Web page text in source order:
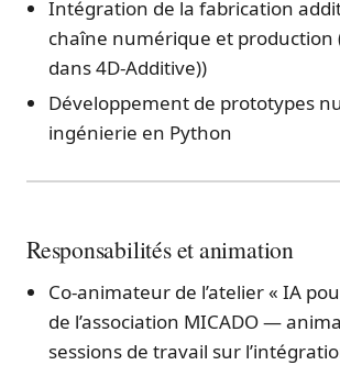
Intégration de la fabrication
chaîne numérique et production
dans 4D-Additive))
Développement de prototypes
ingénierie en Python
Responsabilités et animation
Co-animateur de l’atelier « IA
de l’association MICADO —
sessions de travail sur